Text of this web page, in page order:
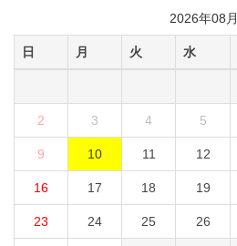
2026年08月
日 月 火 水
2 3 4 5
9 10 11 12
16 17 18 19
23 24 25 26